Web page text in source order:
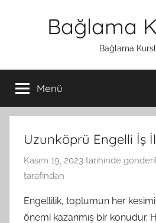
Bağlama
Bağlama
Menü
Uzunköprü Engelli İş
Kasım 19, 2023 tarihinde
tarafından
Engellilik, toplumun her
önemi kazanmış bir konudur.